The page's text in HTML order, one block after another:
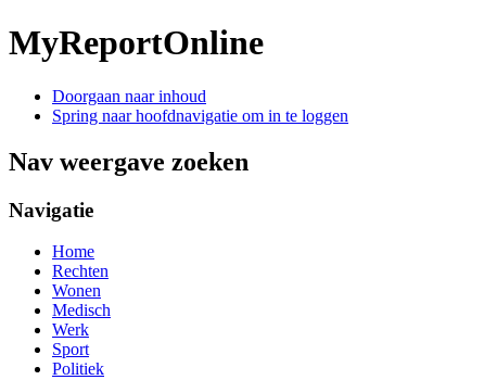
MyReportOnline
Doorgaan naar inhoud
Spring naar hoofdnavigatie om in te loggen
Nav weergave zoeken
Navigatie
Home
Rechten
Wonen
Medisch
Werk
Sport
Politiek